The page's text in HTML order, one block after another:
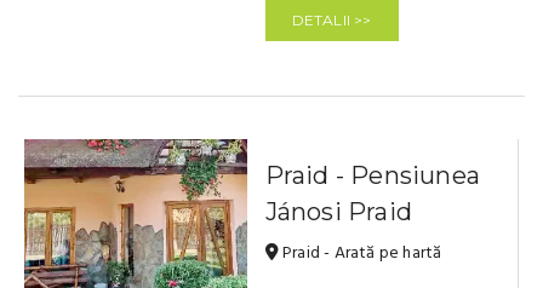
DETALII >>
Praid - Pensiunea
Jánosi Praid
Praid - Arată pe hartă